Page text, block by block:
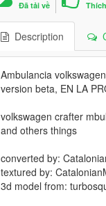
Đã tải về Thích
Description
Ambulancia
version beta, EN LA
volkswagen crafter
and others things
converted by:
textured by:
3d model from: